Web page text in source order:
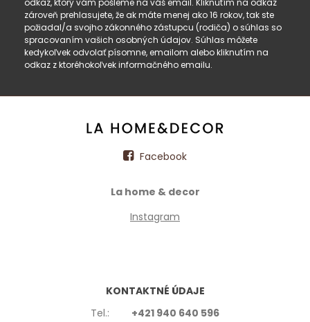
odkaz, ktorý vám pošleme na váš email. Kliknutím na odkaz
zároveň prehlasujete, že ak máte menej ako 16 rokov, tak ste
požiadal/a svojho zákonného zástupcu (rodiča) o súhlas so
spracovaním vašich osobných údajov. Súhlas môžete
kedykoľvek odvolať písomne, emailom alebo kliknutím na
odkaz z ktoréhokoľvek informačného emailu.
Facebook
La home & decor
Instagram
KONTAKTNÉ ÚDAJE
Tel.: +421 940 640 596